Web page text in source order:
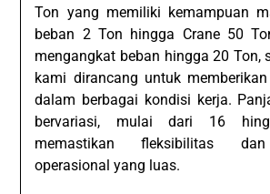
Ton yang memiliki kemampuan
beban 2 Ton hingga Crane 50
mengangkat beban hingga 20 Ton,
kami dirancang untuk
dalam berbagai kondisi kerja.
bervariasi, mulai dari 16
memastikan fleksibilitas
operasional yang luas.